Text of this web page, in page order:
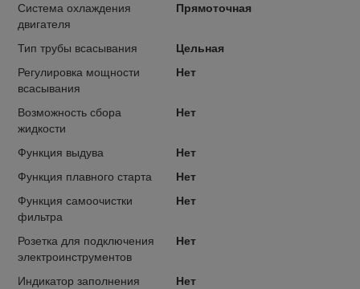
Система охлаждения
двигателя
Прямоточная
Тип трубы всасывания
Цельная
Регулировка мощности
всасывания
Нет
Возможность сбора
жидкости
Нет
Функция выдува
Нет
Функция плавного старта
Нет
Функция самоочистки
фильтра
Нет
Розетка для подключения
электроинструментов
Нет
Индикатор заполнения
Нет